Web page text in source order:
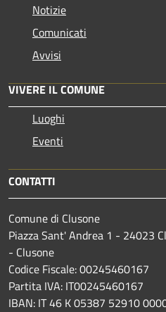
Notizie
Comunicati
Avvisi
VIVERE IL COMUNE
Luoghi
Eventi
CONTATTI
Comune di Clusone
Piazza Sant' Andrea 1 - 24023
- Clusone
Codice Fiscale: 00245460167
Partita IVA: IT00245460167
IBAN: IT 46 K 05387 52910